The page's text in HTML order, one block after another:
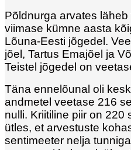
Põldnurga arvates
viimase kümne aasta
Lõuna-Eesti jõgedel.
jõel, Tartus Emajõel ja
Teistel jõgedel on
Täna ennelõunal oli
andmetel veetase 216
nulli. Kriitiline piir on 220
ütles, et arvestuste
sentimeeter nelja